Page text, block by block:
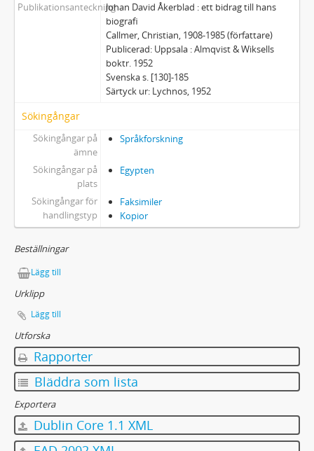
PublikationsanteckningJohan David Åkerblad : ett bidrag till hans
biografi
Callmer, Christian, 1908-1985 (författare)
Publicerad: Uppsala : Almqvist & Wiksells
boktr. 1952
Svenska s. [130]-185
Särtyck ur: Lychnos, 1952
Sökingångar
Sökingångar på
ämne
Språkforskning
Sökingångar på
plats
Egypten
Sökingångar för
handlingstyp
Faksimiler
Kopior
Beställningar
Lägg till
Urklipp
Lägg till
Utforska
Rapporter
Bläddra som lista
Exportera
Dublin Core 1.1 XML